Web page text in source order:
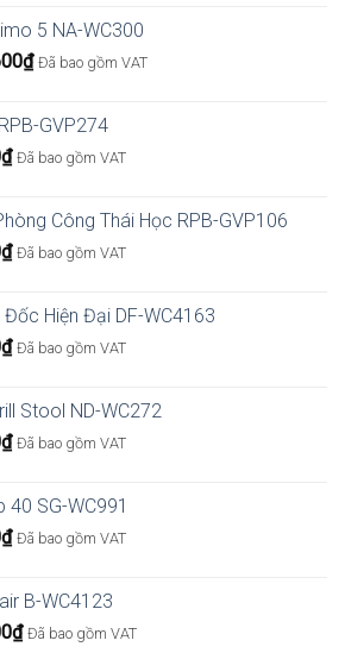
2.646.000₫.là:
1.323.000₫.
5 NA-WC300
₫ Đã bao gồm VAT
GVP274
₫ Đã bao gồm VAT
Công Thái Học RPB-GVP106
₫ Đã bao gồm VAT
Đốc Hiện Đại DF-WC4163
₫ Đã bao gồm VAT
Stool ND-WC272
₫ Đã bao gồm VAT
40 SG-WC991
₫ Đã bao gồm VAT
B-WC4123
₫ Đã bao gồm VAT